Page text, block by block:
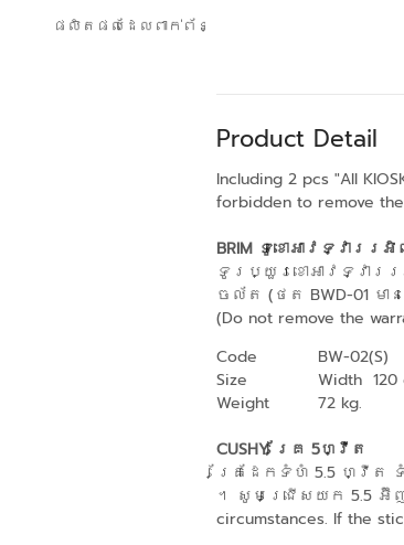
ផលិតផលដែលពាក់ព័ន្ធ
Product Detail
Including 2 pcs "All
forbidden to remove
BRIM ទូខោអាវទ្វារ
ទូរប្យួរខោអាវទ្វាររ
ចល័ត (ថត BWD-01 មាន
(Do not remove the
Code
BW-02(S)
Size
Width 120
Weight
72 kg.
CUSHY គ្រែ 5ហ្វីត
គ្រែដែកទំហំ 5.5 ហ្វីត
។ សូមជ្រើសយក 5.5 អ៊ីញ +
circumstances. If the